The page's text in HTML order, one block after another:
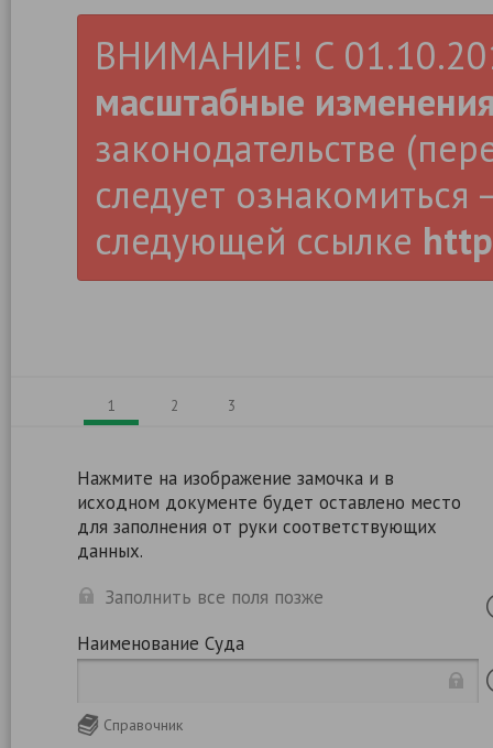
ВНИМАНИЕ! С
масштабные
законодательстве
следует ознакомиться
следующей ссылке
1 2 3
Нажмите на изображение замочка и в
исходном документе будет оставлено место
для заполнения от руки соответствующих
данных.
Заполнить все поля позже
Наименование Суда
Справочник